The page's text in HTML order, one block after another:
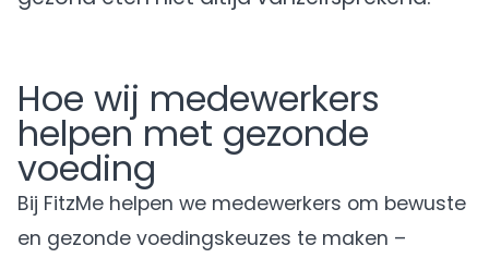
Hoe wij medewerkers
helpen met gezonde
voeding
Bij FitzMe helpen we medewerkers om bewuste
en gezonde voedingskeuzes te maken –